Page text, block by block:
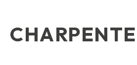
CHARPENTE